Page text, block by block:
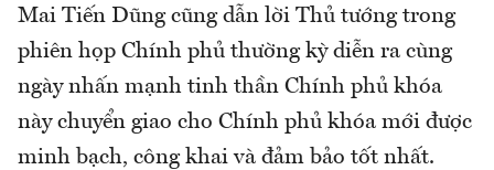
Mai Tiến Dũng cũng dẫn lời Thủ tướng trong
phiên họp Chính phủ thường kỳ diễn ra cùng
ngày nhấn mạnh tinh thần Chính phủ khóa
này chuyển giao cho Chính phủ khóa mới được
minh bạch, công khai và đảm bảo tốt nhất.